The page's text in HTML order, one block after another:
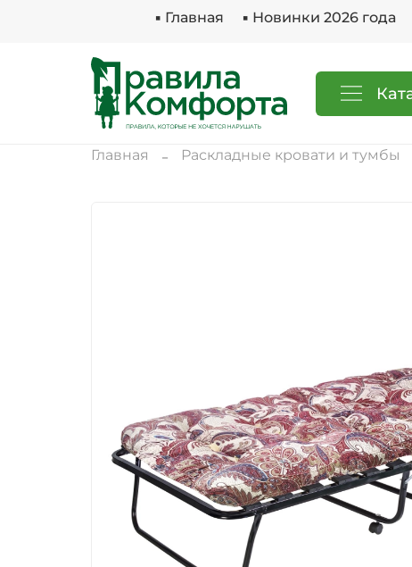
▪ Главная ▪ Новинки 2026 года
Главная Раскладные кровати и тумбы